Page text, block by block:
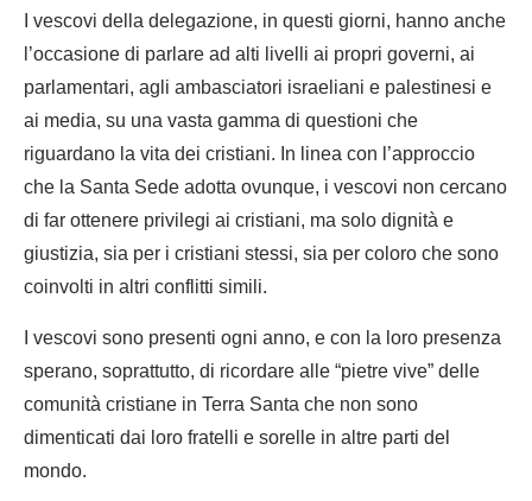
I vescovi della delegazione, in questi giorni, hanno anche
l’occasione di parlare ad alti livelli ai propri governi, ai
parlamentari, agli ambasciatori israeliani e palestinesi e
ai media, su una vasta gamma di questioni che
riguardano la vita dei cristiani. In linea con l’approccio
che la Santa Sede adotta ovunque, i vescovi non cercano
di far ottenere privilegi ai cristiani, ma solo dignità e
giustizia, sia per i cristiani stessi, sia per coloro che sono
coinvolti in altri conflitti simili.
I vescovi sono presenti ogni anno, e con la loro presenza
sperano, soprattutto, di ricordare alle “pietre vive” delle
comunità cristiane in Terra Santa che non sono
dimenticati dai loro fratelli e sorelle in altre parti del
mondo.